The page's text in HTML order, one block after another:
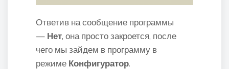
Ответив на сообщение программы
— Нет, она просто закроется, после
чего мы зайдем в программу в
режиме Конфигуратор.